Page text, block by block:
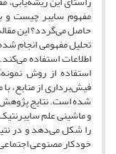
مفهوم سایبر چیست و
حاصل می‌گردد؟ این
تحلیل مفهومی انجام
اطلاعات استفاده
استفاده از روش
فیش‌برداری از منابع،
شده است. نتایج پژوهش
و ماشینی علم
را شکل می‌دهد و در
خودکار مصنوعی